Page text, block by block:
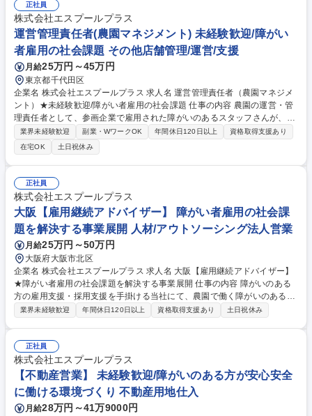
正社員
株式会社エスプールプラス
運営管理責任者(農園マネジメント) 未経験歓迎/障がい
者雇用の社会課題 その他店舗管理/運営/支援
月給25万円～45万円
東京都千代田区
企業名 株式会社エスプールプラス 求人名 運営管理責任者（農園マネジメ
ント）★未経験歓迎/障がい者雇用の社会課題 仕事の内容 農園の運営・管
理責任者として、参画企業で雇用された障がいのあるスタッフさんが、安
全でやりがいをもって仕事ができるよう、農園環境を整え農園全体をマネ
ジメントいただくポジションです。 【詳細】■農園全体のマネジメント■
顧客企業の対応■クライアント企業の運営スタッフのサポート※入社後は
研修を行いますので、業界未経験でもご安心ください。 （変更の範囲:当
社業務全般） 【キャリアイメージ】まだまだ成長中の当社。手を挙げ、主
体的な提案をしやすいカルチャーのため、自己成長や事業成長を踏まえ、
新しいポジションや役職に就くチャンスは無限大です。 募集職種 運営管
理責任者（農園マネジメント）★未経験歓迎/障がい者雇用の社会課題
業界未経験歓迎 副業・WワークOK 年間休日120日以上
資格取得支援あり
在宅OK
土日祝休み
正社員
株式会社エスプールプラス
大阪【雇用継続アドバイザー】 障がい者雇用の社会課
題を解決する事業展開 人材/アウトソーシング法人営業
月給25万円～50万円
大阪府大阪市北区
企業名 株式会社エスプールプラス 求人名 大阪【雇用継続アドバイザー】
★障がい者雇用の社会課題を解決する事業展開 仕事の内容 障がいのある
方の雇用支援・採用支援を手掛ける当社にて、農園で働く障がいのあるス
タッフが、やりがいをもって働き続けられるよう、参画企業と連携し、雇
タッフの相談対応やサポート■クライアント企業への状況報告や課題改善
のサポート （変更の範囲:当社業務全般） 【キャリアイメージ】まだまだ
成長中の当社。手を挙げ、主体的な提案をしやすいカルチャーのため、自
己成長や事業成長を踏まえ、新しいポジションや役職に就くチャンスは無
限大です。 募集職種 大阪【雇用継続アドバイザー】★障がい者雇用の社
会課題を解決する事業展開
業界未経験歓迎 年間休日120日以上 資格取得支援あり 土日祝休み
正社員
株式会社エスプールプラス
【不動産営業】 未経験歓迎/障がいのある方が安心安全
に働ける環境づくり 不動産用地仕入
月給28万円～41万9000円